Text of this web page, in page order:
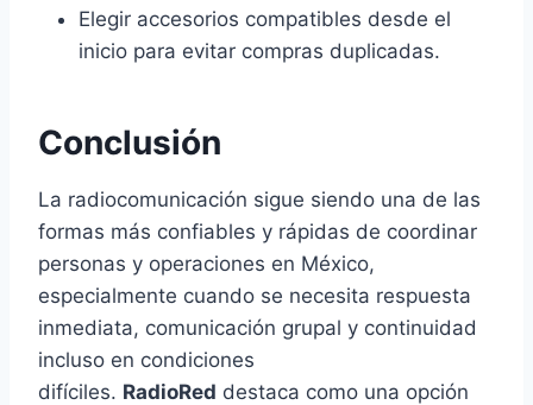
Elegir accesorios compatibles desde el
inicio para evitar compras duplicadas.
Conclusión
La radiocomunicación sigue siendo una de las
formas más confiables y rápidas de coordinar
personas y operaciones en México,
especialmente cuando se necesita respuesta
inmediata, comunicación grupal y continuidad
incluso en condiciones
difíciles. RadioRed destaca como una opción